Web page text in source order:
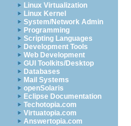
Linux Virtualization
Linux Kernel
System/Network Admin
Programming
Scripting Languages
Development Tools
Web Development
GUI Toolkits/Desktop
Databases
Mail Systems
openSolaris
Eclipse Documentation
Techotopia.com
Virtuatopia.com
Answertopia.com